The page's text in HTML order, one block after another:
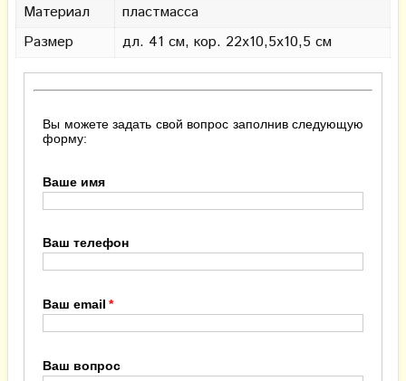
Материал
пластмасса
Размер
дл. 41 см, кор. 22х10,5х10,5 см
Вы можете задать свой вопрос заполнив следующую
форму:
Ваше имя
Ваш телефон
Ваш email
Ваш вопрос